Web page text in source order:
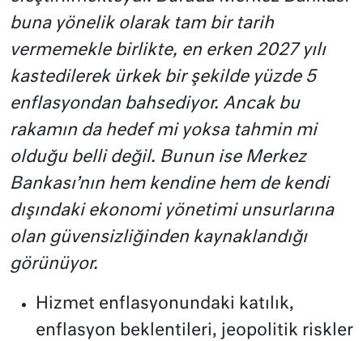
buna yönelik olarak tam bir tarih
vermemekle birlikte, en erken 2027 yılı
kastedilerek ürkek bir şekilde yüzde 5
enflasyondan bahsediyor. Ancak bu
rakamın da hedef mi yoksa tahmin mi
olduğu belli değil. Bunun ise Merkez
Bankası’nın hem kendine hem de kendi
dışındaki ekonomi yönetimi unsurlarına
olan güvensizliğinden kaynaklandığı
görünüyor.
Hizmet enflasyonundaki katılık,
enflasyon beklentileri, jeopolitik riskler